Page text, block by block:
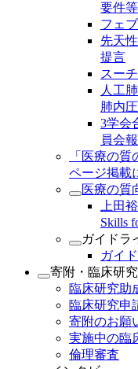
要件
フェ
先天
提言
スー
人工
肺内
3学会
員会
「医療の
ページ掲載
医療の質
上田
Skills
ガイドラ
ガイ
寄附・臨床研
臨床研究助
臨床研究申
寄附のお願
実施中の臨
倫理審査